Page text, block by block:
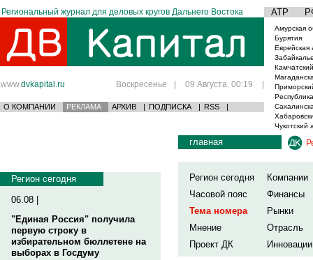
Региональный журнал для деловых кругов Дальнего Востока АТР
www.dvkapital.ru Воскресенье | 09 Августа, 00:19 |
О КОМПАНИИ РЕКЛАМА АРХИВ | ПОДПИСКА | RSS |
Амурская
Бурятия
Еврейская
Чукотский
Регион сегодня
06.08 |
"Единая Россия" получила
первую строку в
избирательном бюллетене на
выборах в Госдуму
главная
Регион сегодня
Компании
Часовой пояс
Финансы
Тема номера
Рынки
Мнение
Отрасль
Проект ДК
Инновации